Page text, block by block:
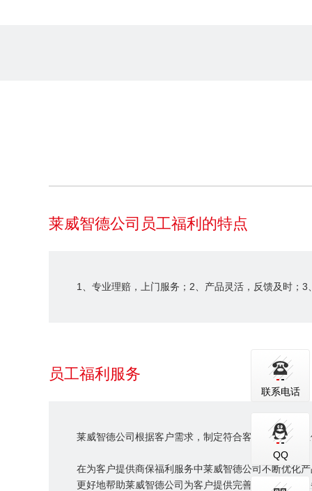
莱威智德公司员工福利的特点
1、专业理赔，上门服务；2、产品灵活，反馈及时；
员工福利服务
莱威智德公司根据客户需求，制定符合客户需求的商
在为客户提供商保福利服务中莱威智德公司不断优化
更好地帮助莱威智德公司为客户提供完善的福利保障
联系电话
QQ